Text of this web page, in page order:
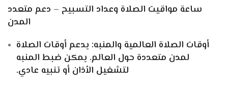
ساعة مواقيت الصلاة وعداد التسبيح – دعم متعدد
المدن
أوقات الصلاة العالمية والمنبه: يدعم أوقات الصلاة
لمدن متعددة حول العالم. يمكن ضبط المنبه
لتشغيل الأذان أو تنبيه عادي.